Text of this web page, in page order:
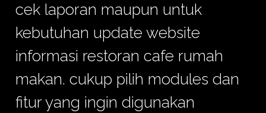
cek laporan maupun untuk
kebutuhan update website
informasi restoran cafe rumah
makan. cukup pilih modules dan
fitur yang ingin digunakan